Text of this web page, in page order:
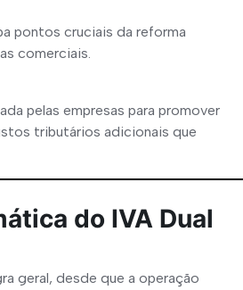
pontos cruciais da reforma
comerciais.
pelas empresas para promover
tributários adicionais que
do IVA Dual
geral, desde que a operação